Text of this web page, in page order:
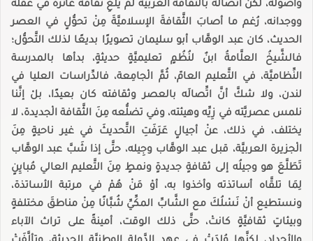
وأصوله، لكنَّ اتِّصاله بالثَّقافة الغربيَّة لمْ يُلْغِ ثقافةً غائرةً في عقله
ووجدانه، رُغم ما أصابَ الثَّقافةَ الإسلاميَّةَ مِنْ تحوُّلٍ في العصر
الحديث، كان عبد الوهَّاب أبو سليمان تصويرًا بديعًا لذلك التَّحوُّل؛
فالشَّيخُ العلَّامةُ ابنٌ لنُظُمٍ تعليميَّةٍ حديثةٍ، بدأها بالمدرسة
النِّظاميَّة، في التَّعليم العامّ، ثُمَّ الْجامِعة، فالدِّراسات العليا في
لندن، ولا شكَّ أنَّ اتِّصالَه بالعصر وثقافته كان بعيدًا، بلْ إنَّنا
نلمس عصريَّته في زِيِّه وهيئته، وفي تضلُّعه مِنَ الثَّقافة الْجديدة، لا
يختلف، في ذلك، عنْ أجيالٍ عَرَفَتِ التَّحديثَ في غير ناحيةٍ مِنَ
الْجزيرة العربيَّة، قبل عبد الوهَّاب وجِيله، حتَّى إذا شَبَّ عبد الوهَّاب
تَطَلَّعَ هو وجيلُه إلى ثقافةٍ جديدةٍ ونمطٍ مِنَ التَّعليم العالي مُبايِنٍ
لِمَا تلقَّاه أساتذته وأخذوا به، أوْ مَنْ هُمْ في مرتبة الأساتذة،
ونستطيع أنْ نَسْلُكَ مع الشَّابِّ المكِّيِّ شُبَّانًا مِنْ مناطقَ مختلفةٍ
وبيئاتٍ ثقافيَّةٍ كانتْ، حتَّى ذلك الوقت، أمينةً على تراث الآباء